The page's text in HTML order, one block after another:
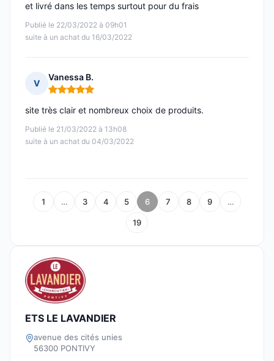
Publié le 22/03/2022 à 09h01
suite à un achat du 16/03/2022
et livré dans les temps surtout pour du frais
V
Vanessa B.
Note : 5 sur 5
Publié le 21/03/2022 à 13h08
suite à un achat du 04/03/2022
site très clair et nombreux choix de produits.
1 … 3 4 5 6 7 8 9 …
19
ETS LE LAVANDIER
avenue des cités unies
56300 PONTIVY